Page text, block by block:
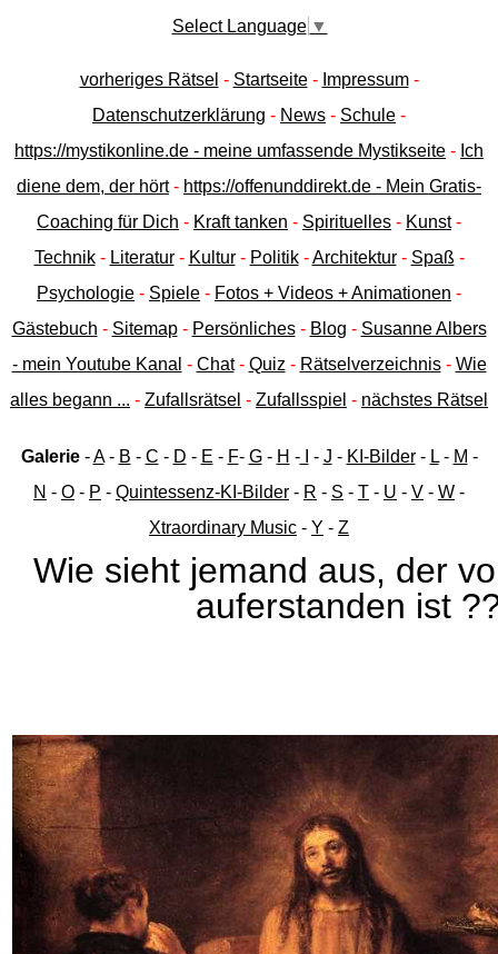
Select Language ▼
vorheriges Rätsel - Startseite- Impressum-
Datenschutzerklärung - News - Schule -
https://mystikonline.de - meine umfassende Mystikseite - Ich
diene dem, der hört- https://offenunddirekt.de - Mein Gratis-
Coaching für Dich - Kraft tanken - Spirituelles - Kunst-
Technik- Literatur- Kultur- Politik-Architektur- Spaß -
Psychologie - Spiele - Fotos + Videos + Animationen -
Gästebuch - Sitemap- Persönliches- Blog - Susanne Albers
- mein Youtube Kanal - Chat- Quiz - Rätselverzeichnis- Wie
alles begann ... - Zufallsrätsel - Zufallsspiel - nächstes Rätsel
Galerie-A- B - C - D - E - F- G- H -I - J - KI-Bilder- L- M -
N - O - P - Quintessenz-KI-Bilder - R - S - T - U - V - W -
Xtraordinary Music - Y - Z
Wie sieht jemand aus, der
auferstanden ist